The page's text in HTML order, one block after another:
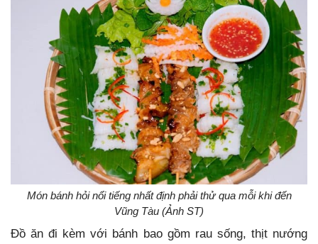
Món bánh hỏi nổi tiếng nhất định phải thử qua mỗi khi đến
Vũng Tàu (Ảnh ST)
Đồ ăn đi kèm với bánh bao gồm rau sống, thịt nướng